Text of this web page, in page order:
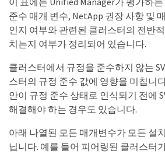
준수 매개 변수, NetApp 권장 사항 및
인지 여부와 관련된 클러스터의 전반
치는지 여부가 정리되어 있습니다.
클러스터에서 규정을 준수하지 않는
스터의 규정 준수 값에 영향을 미칩니
안이 규정 준수 상태로 인식되기 전에
해결해야 하는 경우도 있습니다.
아래 나열된 모든 매개변수가 모든 설
닙니다. 예를 들어 피어링된 클러스터